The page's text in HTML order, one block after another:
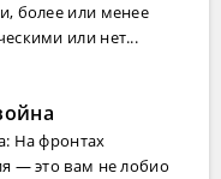
более или менее
или нет...
На фронтах
— это вам не лобио